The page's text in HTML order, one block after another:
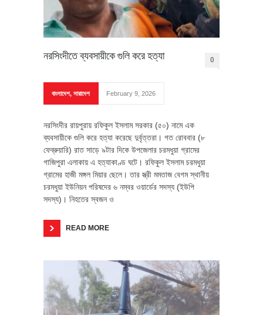
নরসিংদীতে ব্যবসায়ীকে গুলি করে হত্যা 0
বাংলাদেশ, সারাদেশ February 9, 2026
নরসিংদীর রায়পুরায় রফিকুল ইসলাম সরকার (৫০) নামে এক
ব্যবসায়ীকে গুলি করে হত্যা করেছে দুর্বৃত্তরা। গত রোববার (৮
ফেব্রুয়ারি) রাত সাড়ে ৯টার দিকে উপজেলার চরমধুয়া গ্রামের
গাজিপুরা এলাকায় এ হত্যাকাণ্ড ঘটে। রফিকুল ইসলাম চরমধুয়া
গ্রামের হাজী মঙ্গল মিয়ার ছেলে। তার স্ত্রী মমতাজ বেগম স্থানীয়
চরমধুয়া ইউনিয়ন পরিষদের ৬ নম্বর ওয়ার্ডের সদস্য (ইউপি
সদস্য)। নিহতের স্বজন ও
READ MORE